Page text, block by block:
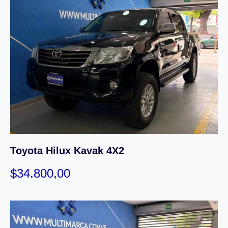
Toyota Hilux Kavak 4X2
$34.800,00